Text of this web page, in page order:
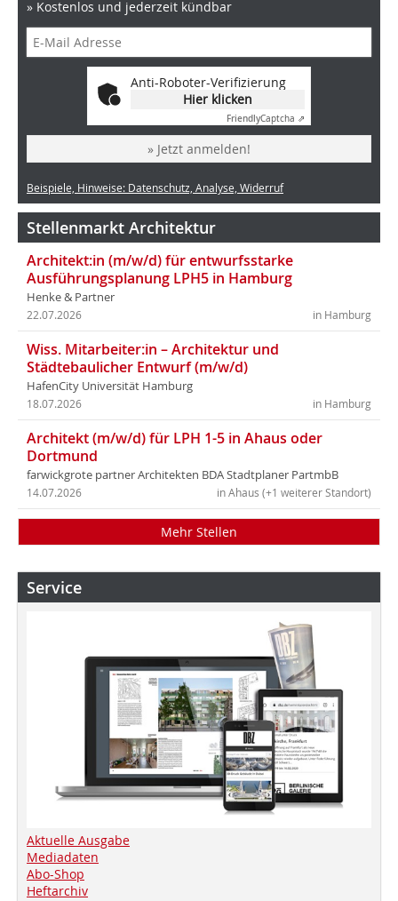
» Kostenlos und jederzeit kündbar
Anti-Roboter-Verifizierung
Hier klicken
FriendlyCaptcha ⇗
» Jetzt anmelden!
Beispiele, Hinweise: Datenschutz, Analyse, Widerruf
Stellenmarkt Architektur
Architekt:in (m/w/d) für entwurfsstarke
Ausführungsplanung LPH5 in Hamburg
Henke & Partner
in Hamburg
22.07.2026
Wiss. Mitarbeiter:in – Architektur und
Städtebaulicher Entwurf (m/w/d)
HafenCity Universität Hamburg
in Hamburg
18.07.2026
Architekt (m/w/d) für LPH 1-5 in Ahaus oder
Dortmund
farwickgrote partner Architekten BDA Stadtplaner PartmbB
in Ahaus (+1 weiterer Standort)
14.07.2026
Mehr Stellen
Service
Aktuelle Ausgabe
Mediadaten
Abo-Shop
Heftarchiv